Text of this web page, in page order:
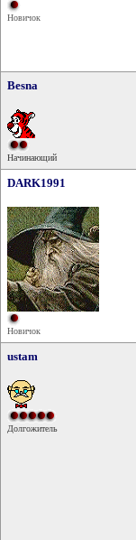
Новичок
Besna
Начинающий
DARK1991
Новичок
ustam
Долгожитель